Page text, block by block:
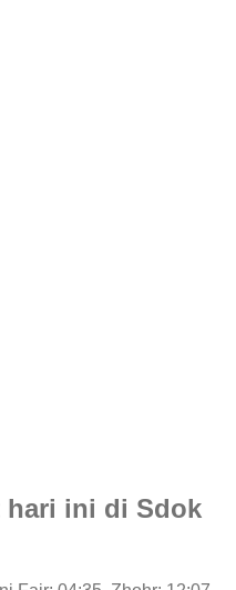
hari ini di Sdok